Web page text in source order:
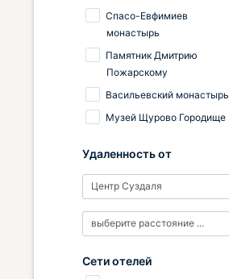
Спасо-Евфимиев
монастырь
Памятник Дмитрию
Пожарскому
Васильевский монастырь
Музей Щурово Городище
Удаленность от
Центр Суздаля
выберите расстояние ...
Сети отелей